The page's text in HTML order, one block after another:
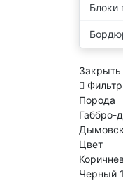
Блоки
Закрыть
Порода
Габбро-
Цвет
Черный 1